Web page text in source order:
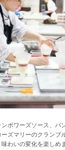
ボワーズソース、パ
ズマリーのクランブ
わいの変化を楽しめま